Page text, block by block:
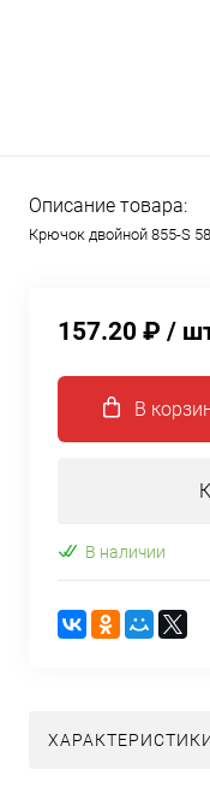
Описание товара:
Крючок двойной 855-S
157.20 ₽ /
В
В наличии